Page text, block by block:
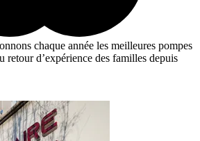
chaque année les meilleures pompes
retour d’expérience des familles depuis